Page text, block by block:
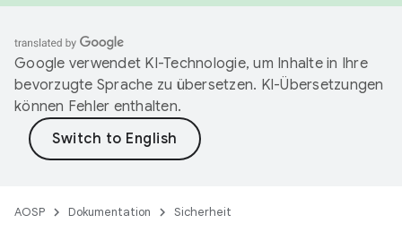
Google verwendet KI-Technologie, um Inhalte in Ihre
bevorzugte Sprache zu übersetzen. KI-Übersetzungen
können Fehler enthalten.
AOSP Dokumentation Sicherheit